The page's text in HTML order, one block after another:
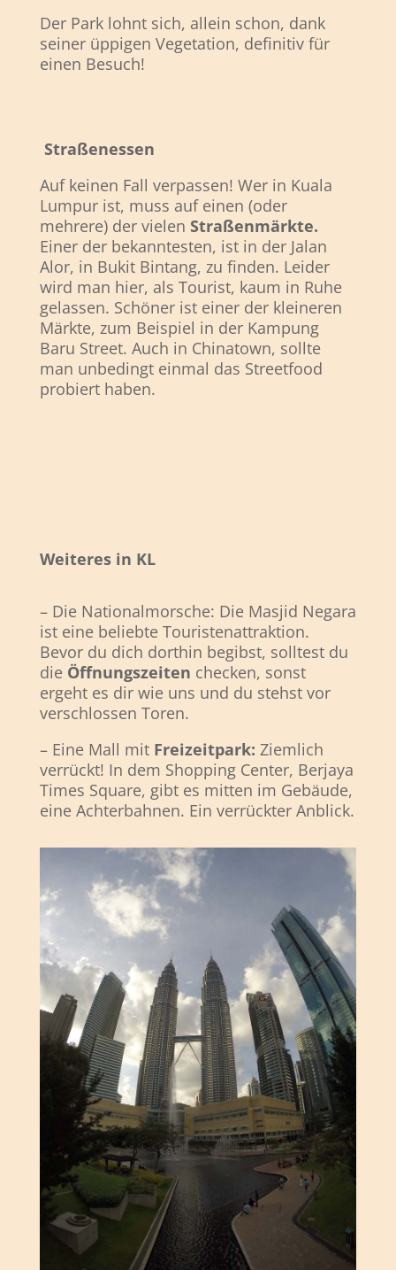
Der Park lohnt sich, allein schon, dank
seiner üppigen Vegetation, definitiv für
einen Besuch!
Straßenessen
Auf keinen Fall verpassen! Wer in Kuala
Lumpur ist, muss auf einen (oder
mehrere) der vielen Straßenmärkte.
Einer der bekanntesten, ist in der Jalan
Alor, in Bukit Bintang, zu finden. Leider
wird man hier, als Tourist, kaum in Ruhe
gelassen. Schöner ist einer der kleineren
Märkte, zum Beispiel in der Kampung
Baru Street. Auch in Chinatown, sollte
man unbedingt einmal das Streetfood
probiert haben.
Weiteres in KL
– Die Nationalmorsche: Die Masjid Negara
ist eine beliebte Touristenattraktion.
Bevor du dich dorthin begibst, solltest du
die Öffnungszeiten checken, sonst
ergeht es dir wie uns und du stehst vor
verschlossen Toren.
– Eine Mall mit Freizeitpark: Ziemlich
verrückt! In dem Shopping Center, Berjaya
Times Square, gibt es mitten im Gebäude,
eine Achterbahnen. Ein verrückter Anblick.